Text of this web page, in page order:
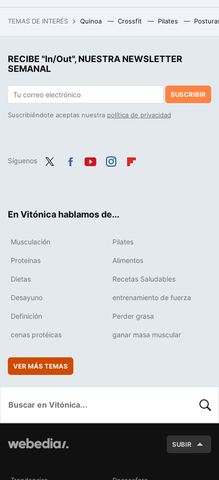
Si la pregunta es cuánto dinero existe en el mundo por persona, este revelador gráfico tiene la respuesta
TEMAS DE INTERÉS Quinoa Crossfit Pilates
RECIBE "In/Out", NUESTRA NEWSLETTER
SEMANAL
SUSCRIBIR
Suscribiéndote aceptas nuestra política de privacidad
Síguenos
En Vitónica hablamos de...
Musculación Pilates
Proteínas Alimentos
Dietas Recetas Saludables
Desayuno entrenamiento de fuerza
Definición Perder grasa
cenas protéicas ganar masa muscular
VER MÁS TEMAS
SUBIR